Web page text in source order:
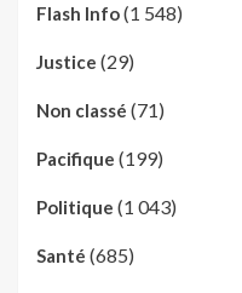
Flash Info(1 548)
Justice (29)
Non classé (71)
Pacifique (199)
Politique (1 043)
Santé (685)